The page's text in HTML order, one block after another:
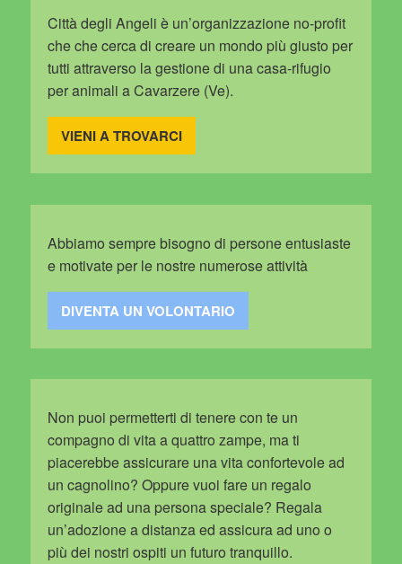
Città degli Angeli è un’organizzazione no-profit
che che cerca di creare un mondo più giusto per
tutti attraverso la gestione di una casa-rifugio
per animali a Cavarzere (Ve).
VIENI A TROVARCI
Abbiamo sempre bisogno di persone entusiaste
e motivate per le nostre numerose attività
DIVENTA UN VOLONTARIO
Non puoi permetterti di tenere con te un
compagno di vita a quattro zampe, ma ti
piacerebbe assicurare una vita confortevole ad
un cagnolino? Oppure vuoi fare un regalo
originale ad una persona speciale? Regala
un’adozione a distanza ed assicura ad uno o
più dei nostri ospiti un futuro tranquillo.